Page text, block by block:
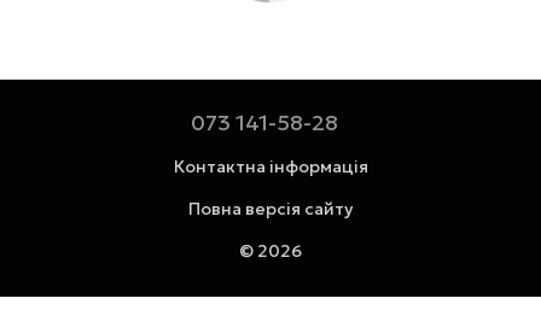
073 141-58-28
Контактна інформація
Повна версія сайту
© 2026